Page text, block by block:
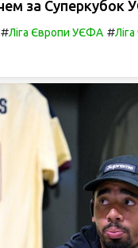
за Суперкубок
#Ліга Європи УЄФА #